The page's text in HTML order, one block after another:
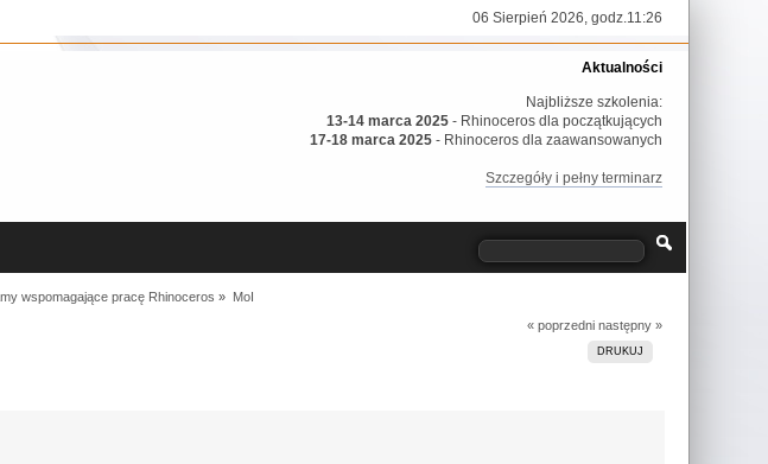
06 Sierpień 2026, godz.11:26
Aktualności
Najbliższe szkolenia:
13-14 marca 2025 - Rhinoceros dla początkujących
17-18 marca 2025 - Rhinoceros dla zaawansowanych
Szczegóły i pełny terminarz
wspomagające pracę Rhinoceros » MoI
« poprzedni następny »
DRUKUJ